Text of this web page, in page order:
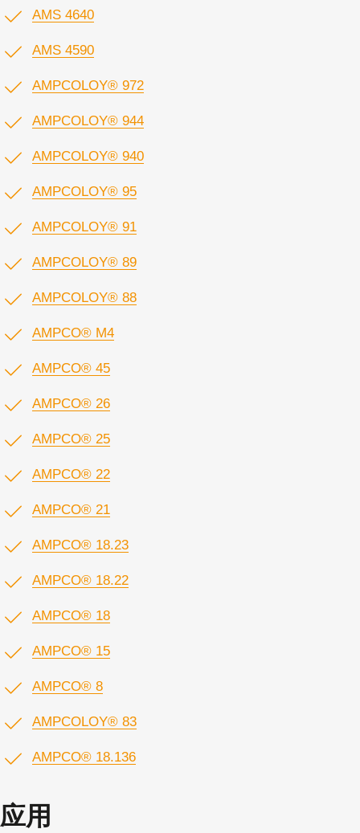
AMS 4640
AMS 4590
AMPCOLOY® 972
AMPCOLOY® 944
AMPCOLOY® 940
AMPCOLOY® 95
AMPCOLOY® 91
AMPCOLOY® 89
AMPCOLOY® 88
AMPCO® M4
AMPCO® 45
AMPCO® 26
AMPCO® 25
AMPCO® 22
AMPCO® 21
AMPCO® 18.23
AMPCO® 18.22
AMPCO® 18
AMPCO® 15
AMPCO® 8
AMPCOLOY® 83
AMPCO® 18.136
应用